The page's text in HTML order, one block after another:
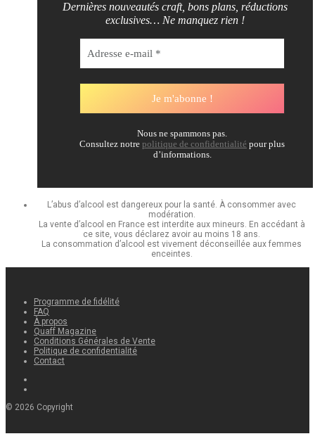
Dernières nouveautés craft, bons plans, réductions
exclusives… Ne manquez rien !
Nous ne spammons pas.
Consultez notre politique de confidentialité pour plus
d’informations.
L’abus d’alcool est dangereux pour la santé. À consommer avec
modération.
La vente d’alcool en France est interdite aux mineurs. En accédant à
ce site, vous déclarez avoir au moins 18 ans.
La consommation d’alcool est vivement déconseillée aux femmes
enceintes.
Programme de fidélité
FAQ
À propos
Quaff Magazine
Conditions Générales de Vente
Politique de confidentialité
Contact
© 2026 Copyright